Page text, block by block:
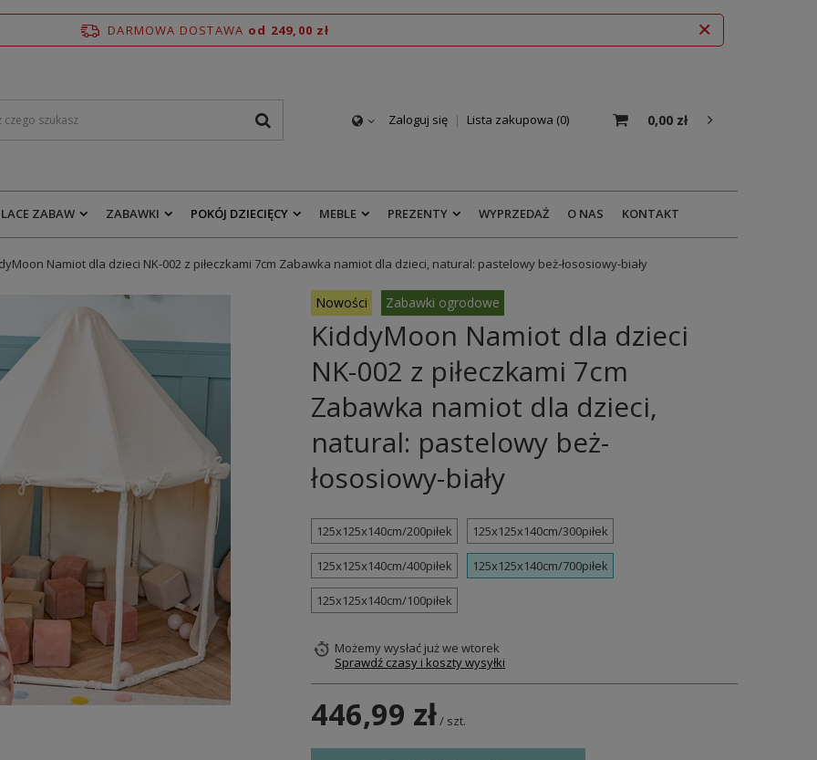
DARMOWA DOSTAWA od 249,00 zł
Zaloguj się Lista zakupowa 0 0,00 zł
ZABAW ZABAWKI POKÓJ DZIECIĘCY MEBLE PREZENTY WYPRZEDAŻ O NAS KONTAKT
Namiot dla dzieci NK-002 z piłeczkami 7cm Zabawka namiot dla dzieci, natural: pastelowy beż-łososiowy-biały
Nowości Zabawki ogrodowe
KiddyMoon Namiot dla dzieci
NK-002 z piłeczkami 7cm
Zabawka namiot dla dzieci,
natural: pastelowy beż-
łososiowy-biały
125x125x140cm/200piłek 125x125x140cm/300piłek
125x125x140cm/400piłek 125x125x140cm/700piłek
125x125x140cm/100piłek
Możemy wysłać jużwe wtorek
Sprawdź czasy i koszty wysyłki
446,99 zł/ szt.